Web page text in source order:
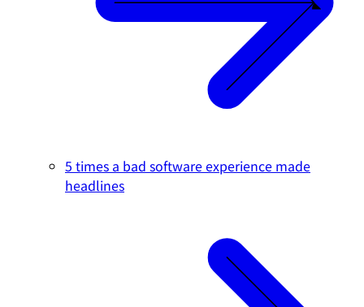
5 times a bad software experience made
headlines